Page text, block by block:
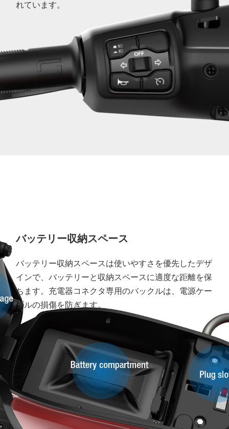
れています。
バッテリー収納スペース
バッテリー収納スペースは使いやすさを優先したデザ
インで、バッテリーと収納スペースに適度な距離を保
ちます。充電器コネクタ専用のバックルは、電源ケー
ブルの損傷を防ぎます。